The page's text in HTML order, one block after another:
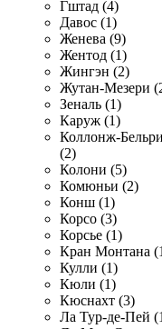
Гштад (4)
Давос (1)
Женева (9)
Жентод (1)
Жингэн (2)
Жутан-Мезери
Зеналь (1)
Каруж (1)
Коллонж-
(2)
Колони (5)
Комюньи (2)
Конш (1)
Корсо (3)
Корсье (1)
Кран Монтана
Кулли (1)
Кюли (1)
Кюснахт (3)
Ла Тур-де-Пей